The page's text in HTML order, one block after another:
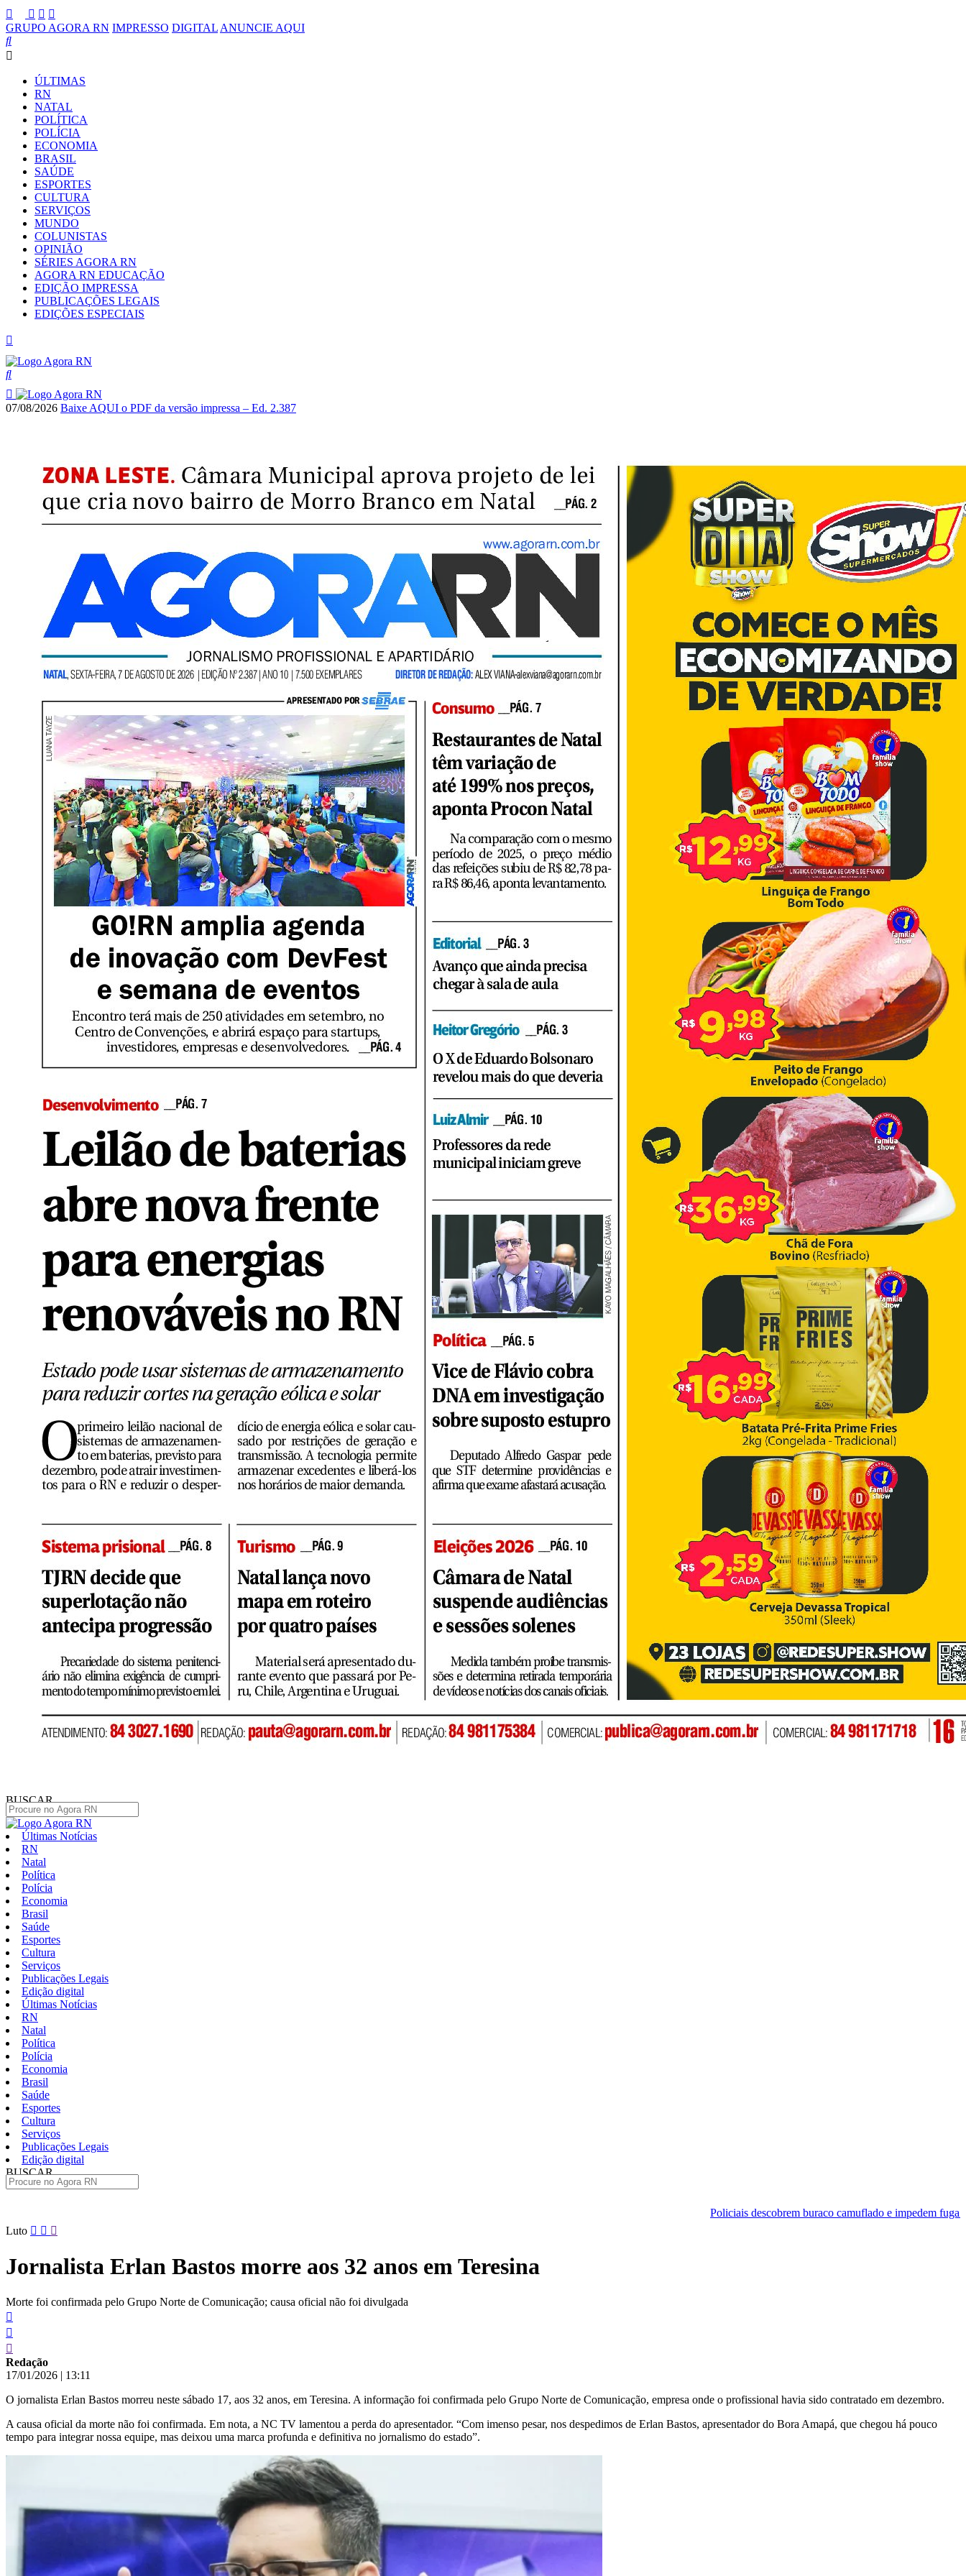
GRUPO AGORA RN IMPRESSO DIGITAL ANUNCIE AQUI
ÚLTIMAS
RN
NATAL
POLÍTICA
POLÍCIA
ECONOMIA
BRASIL
SAÚDE
ESPORTES
CULTURA
SERVIÇOS
MUNDO
COLUNISTAS
OPINIÃO
SÉRIES AGORA RN
AGORA RN EDUCAÇÃO
EDIÇÃO IMPRESSA
PUBLICAÇÕES LEGAIS
EDIÇÕES ESPECIAIS
07/08/2026 Baixe AQUI o PDF da versão impressa – Ed. 2.387
BUSCAR
Últimas Notícias
RN
Natal
Política
Polícia
Economia
Brasil
Saúde
Esportes
Cultura
Serviços
Publicações Legais
Edição digital
Últimas Notícias
RN
Natal
Política
Polícia
Economia
Brasil
Saúde
Esportes
Cultura
Serviços
Publicações Legais
Edição digital
BUSCAR
Policiais descobrem buraco camuflado e impedem fuga em cadeia de
Pular
conteúdo
Luto
Jornalista Erlan Bastos morre aos 32 anos em Teresina
Morte foi confirmada pelo Grupo Norte de Comunicação; causa oficial não foi divulgada
Redação
17/01/2026 | 13:11
O jornalista Erlan Bastos morreu neste sábado 17, aos 32 anos, em Teresina. A informação foi confirmada pelo Grupo Norte de Comunicação, empresa onde o profissional havia sido contratado em dezembro.
A causa oficial da morte não foi confirmada. Em nota, a NC TV lamentou a perda do apresentador. “Com imenso pesar, nos despedimos de Erlan Bastos, apresentador do Bora Amapá, que chegou há pouco
tempo para integrar nossa equipe, mas deixou uma marca profunda e definitiva no jornalismo do estado”.